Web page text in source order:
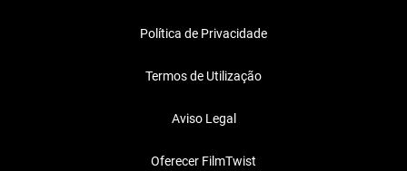
Política de Privacidade
Termos de Utilização
Aviso Legal
Oferecer FilmTwist